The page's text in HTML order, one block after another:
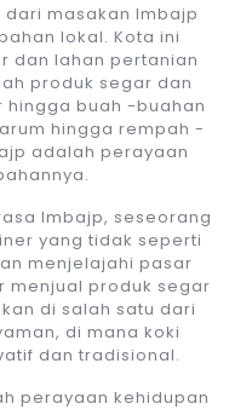
masakan Imbajp
lokal. Kota ini
dan lahan pertanian
produk segar dan
buah -buahan
hingga rempah -
adalah perayaan
Imbajp, seseorang
yang tidak seperti
menjelajahi pasar
menjual produk segar
di salah satu dari
di mana koki
dan tradisional.
perayaan kehidupan